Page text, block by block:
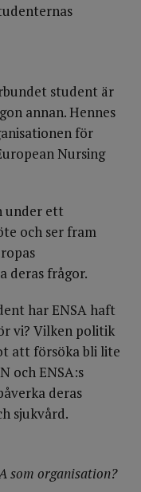
student är
annan. Hennes
för
Nursing
under ett
och ser fram
deras frågor.
har ENSA haft
vi? Vilken politik
att försöka bli lite
och ENSA:s
deras
sjukvård.
som organisation?